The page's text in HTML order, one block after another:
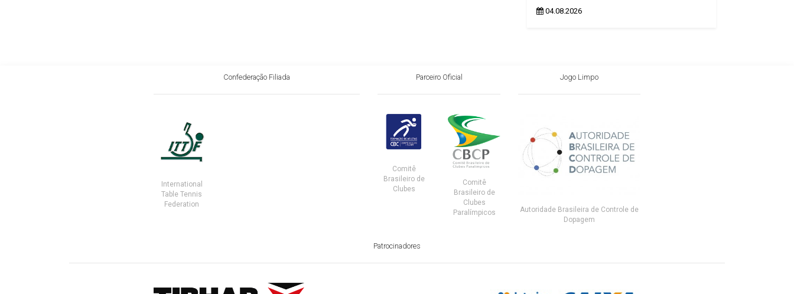
04.08.2026
Confederação Filiada
International
Table Tennis
Federation
Parceiro Oficial
Comitê
Brasileiro de
Clubes
Comitê
Brasileiro de
Clubes
Paralímpicos
Jogo Limpo
Autoridade Brasileira de Controle de
Dopagem
Patrocinadores